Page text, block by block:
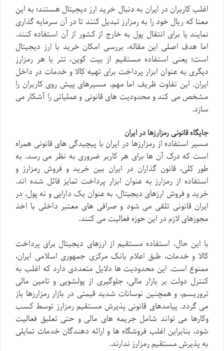
اغلب کاربران در ایران به دنبال خرید ارز دیجیتال هستند؛ به این
معنا که ریال خود را به رمزارز تبدیل کنند تا در آن سرمایه گذاری
نمایند یا برای انتقال پول به خارج از کشور از آن استفاده کنند.
اما هدف اصلی این مقاله، بررسی امکان خرید با ارز دیجیتال
است؛ یعنی استفاده مستقیم از بیت کوین، تتر یا هر رمزارز
دیگری به عنوان ابزار پرداخت برای تهیه کالا و خدمات در داخل
ایران. این تفاوت ظریف اما مهم، مسیرهای پیش روی کاربران را
مشخص می کند و محدودیت های قانونی و عملیاتی را آشکار می
سازد.
جایگاه قانونی رمزارزها در ایران
مسیر استفاده از رمزارزها در ایران با پیچیدگی های قانونی همراه
است که درک آن ها برای هر کاربر ضروری به نظر می رسد. به
طور کلی، قانون گذاران در ایران بین خرید و فروش رمزارز و
استفاده از رمزارز به عنوان ابزار پرداخت تمایز قائل شده اند.
خرید و فروش ارزهای دیجیتال، به عنوان یک دارایی و نه پول، در
ایران قانونی تلقی می شود و صرافی های معتبر داخلی با اخذ
مجوزهای لازم در این حوزه فعالیت می کنند.
با این حال، استفاده مستقیم از ارزهای دیجیتال برای پرداخت
کالا و خدمات، طبق اعلام بانک مرکزی جمهوری اسلامی ایران،
ممنوع است. این محدودیت ها دلایل متعددی دارد که اغلب به
کنترل دولت بر بازار مالی، جلوگیری از پولشویی و تامین مالی
تروریسم، و همچنین نوسانات شدید قیمتی در بازار رمزارزها باز
می گردد. پیامدهای قانونی پذیرش مستقیم رمزارز توسط کسب
وکارها می تواند شامل جریمه های مالی و حتی تعلیق فعالیت
شود، بنابراین اغلب فروشگاه ها و ارائه دهندگان خدمات تمایلی
به پذیرش مستقیم رمزارز ندارند.